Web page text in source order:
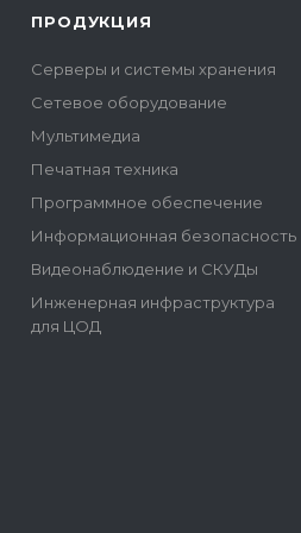
ПРОДУКЦИЯ
Серверы и системы хранения
Сетевое оборудование
Мультимедиа
Печатная техника
Программное обеспечение
Информационная безопасность
Видеонаблюдение и СКУДы
Инженерная инфраструктура
для ЦОД